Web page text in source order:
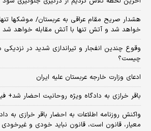
هشدار صریح مقام عراقی به عربستان/ موشکها
خواهد شد و آتش تنها با آتش مقابله خواهد شد
وقوع چندین انفجار و تیراندازی شدید در نزدیکی
چیست؟
ادعای وزارت خارجه عربستان علیه ایران
باقر خرازی به دادگاه ویژه روحانیت احضار شد+
واکنش روزنامه اطلاعات به احضار باقر خرازی به
معیار، قانون است، قانون نباید خودی و